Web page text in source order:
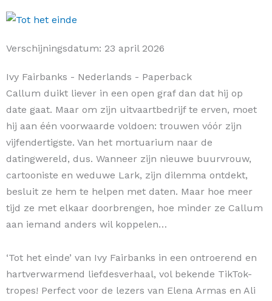
Verschijningsdatum: 23 april 2026
Ivy Fairbanks - Nederlands - Paperback
Callum duikt liever in een open graf dan dat hij op
date gaat. Maar om zijn uitvaartbedrijf te erven, moet
hij aan één voorwaarde voldoen: trouwen vóór zijn
vijfendertigste. Van het mortuarium naar de
datingwereld, dus. Wanneer zijn nieuwe buurvrouw,
cartooniste en weduwe Lark, zijn dilemma ontdekt,
besluit ze hem te helpen met daten. Maar hoe meer
tijd ze met elkaar doorbrengen, hoe minder ze Callum
aan iemand anders wil koppelen…
‘Tot het einde’ van Ivy Fairbanks in een ontroerend en
hartverwarmend liefdesverhaal, vol bekende TikTok-
tropes! Perfect voor de lezers van Elena Armas en Ali